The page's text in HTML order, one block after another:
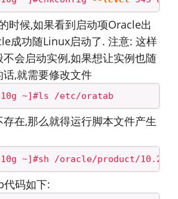
时候,如果看到启动项Oracle出
成功随Linux启动了. 注意: 这样
会启动实例,如果想让实例也随
,就需要修改文件
在,那么就得运行脚本文件产生
码如下: